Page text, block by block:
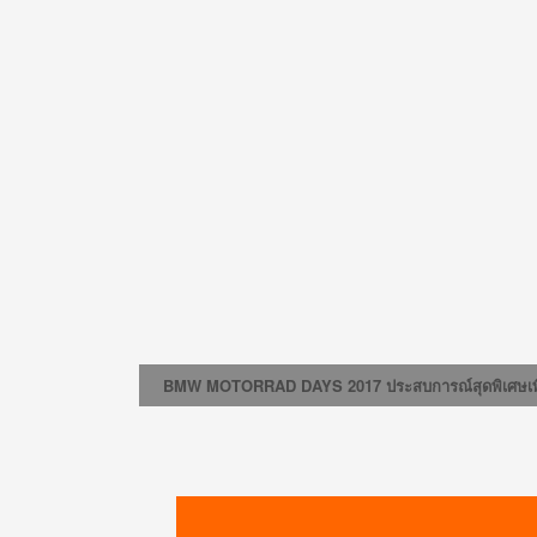
BMW MOTORRAD DAYS 2017 ประสบการณ์สุดพิเศ